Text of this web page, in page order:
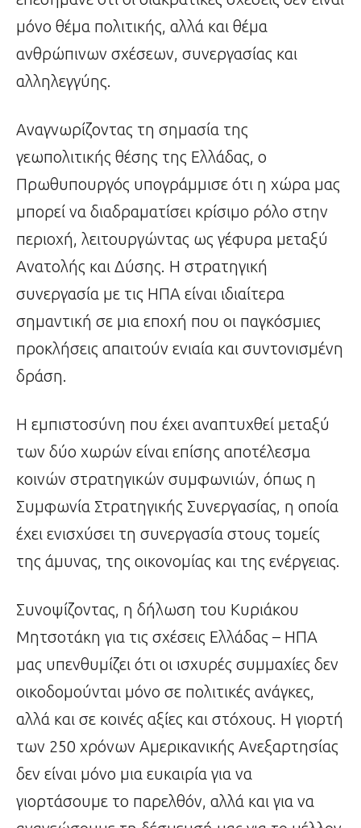
μόνο θέμα πολιτικής, αλλά και θέμα
ανθρώπινων σχέσεων, συνεργασίας και
αλληλεγγύης.
Αναγνωρίζοντας τη σημασία της
γεωπολιτικής θέσης της Ελλάδας, ο
Πρωθυπουργός υπογράμμισε ότι η χώρα μας
μπορεί να διαδραματίσει κρίσιμο ρόλο στην
περιοχή, λειτουργώντας ως γέφυρα μεταξύ
Ανατολής και Δύσης. Η στρατηγική
συνεργασία με τις ΗΠΑ είναι ιδιαίτερα
σημαντική σε μια εποχή που οι παγκόσμιες
προκλήσεις απαιτούν ενιαία και συντονισμένη
δράση.
Η εμπιστοσύνη που έχει αναπτυχθεί μεταξύ
των δύο χωρών είναι επίσης αποτέλεσμα
κοινών στρατηγικών συμφωνιών, όπως η
Συμφωνία Στρατηγικής Συνεργασίας, η οποία
έχει ενισχύσει τη συνεργασία στους τομείς
της άμυνας, της οικονομίας και της ενέργειας.
Συνοψίζοντας, η δήλωση του Κυριάκου
Μητσοτάκη για τις σχέσεις Ελλάδας – ΗΠΑ
μας υπενθυμίζει ότι οι ισχυρές συμμαχίες δεν
οικοδομούνται μόνο σε πολιτικές ανάγκες,
αλλά και σε κοινές αξίες και στόχους. Η γιορτή
των 250 χρόνων Αμερικανικής Ανεξαρτησίας
δεν είναι μόνο μια ευκαιρία για να
γιορτάσουμε το παρελθόν, αλλά και για να